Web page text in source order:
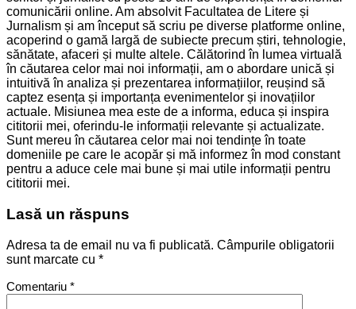
comunicării online. Am absolvit Facultatea de Litere și
Jurnalism și am început să scriu pe diverse platforme online,
acoperind o gamă largă de subiecte precum știri, tehnologie,
sănătate, afaceri și multe altele. Călătorind în lumea virtuală
în căutarea celor mai noi informații, am o abordare unică și
intuitivă în analiza și prezentarea informațiilor, reușind să
captez esența și importanța evenimentelor și inovațiilor
actuale. Misiunea mea este de a informa, educa și inspira
cititorii mei, oferindu-le informații relevante și actualizate.
Sunt mereu în căutarea celor mai noi tendințe în toate
domeniile pe care le acopăr și mă informez în mod constant
pentru a aduce cele mai bune și mai utile informații pentru
cititorii mei.
Lasă un răspuns
Adresa ta de email nu va fi publicată. Câmpurile obligatorii
sunt marcate cu *
Comentariu *